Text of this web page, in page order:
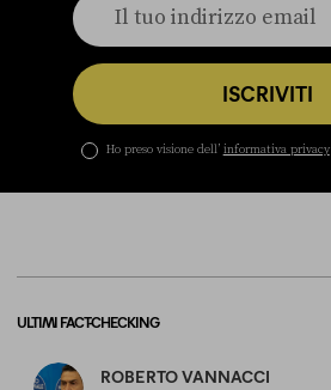
ISCRIVITI
Ho preso visione dell’ informativa privacy
ULTIMI FACT-CHECKING
ROBERTO VANNACCI